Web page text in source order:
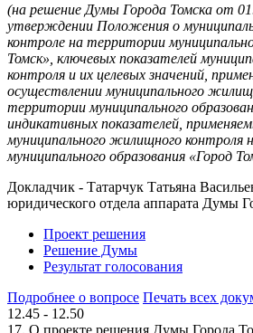
(на решение Думы Города Томска от
утверждении Положения о
контроле на территории
Томск», ключевых показателей
контроля и их целевых значений,
осуществлении муниципального
территории муниципального
индикативных показателей,
муниципального жилищного контроля
муниципального образования «Город
Докладчик - Татарчук Татьяна
юридического отдела аппарата Думы
Проект решения
Решение Думы
Результат голосования
Подробнее о вопросе Печать всех
12.45 - 12.50
17. О проекте решения Думы Города